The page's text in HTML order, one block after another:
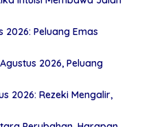
Peluang Emas
2026, Peluang
2026: Rezeki Mengalir,